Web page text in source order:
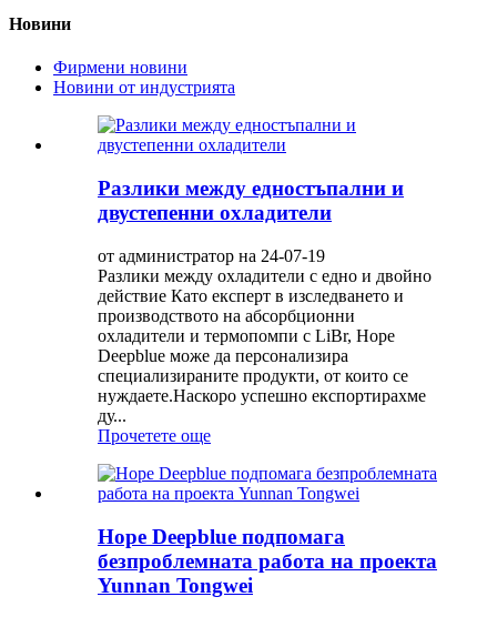
Новини
Фирмени новини
Новини от индустрията
Разлики между едностъпални и
двустепенни охладители
от администратор на 24-07-19
Разлики между охладители с едно и двойно
действие Като експерт в изследването и
производството на абсорбционни
охладители и термопомпи с LiBr, Hope
Deepblue може да персонализира
специализираните продукти, от които се
нуждаете.Наскоро успешно експортирахме
ду...
Прочетете още
Hope Deepblue подпомага
безпроблемната работа на проекта
Yunnan Tongwei